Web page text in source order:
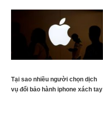
Tại sao nhiều người chọn dịch
vụ đổi bảo hành iphone xách tay